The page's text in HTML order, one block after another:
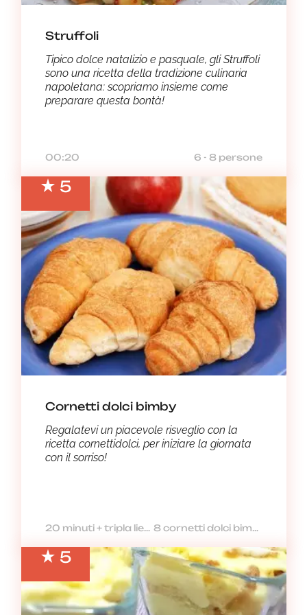
Struffoli
Tipico dolce natalizio e pasquale, gli Struffoli
sono una ricetta della tradizione culinaria
napoletana: scopriamo insieme come
preparare questa bontà!
00:20 6 - 8 persone
5
Cornetti dolci bimby
Regalatevi un piacevole risveglio con la
ricetta cornettidolci, per iniziare la giornata
con il sorriso!
20 minuti + tripla lievitazione 8 cornetti dolci bimby
5